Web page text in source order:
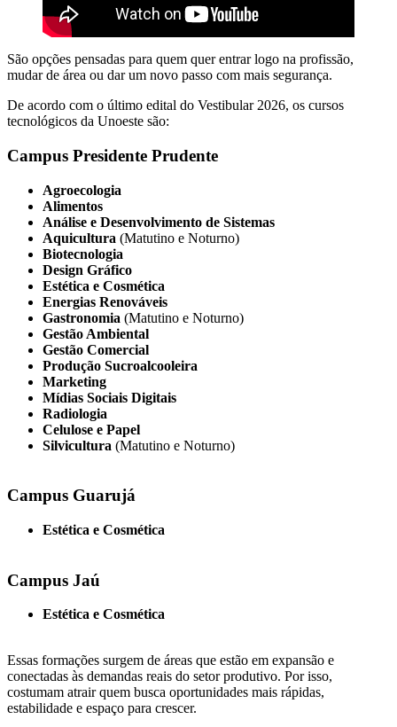
São opções pensadas para quem quer entrar logo na profissão,
mudar de área ou dar um novo passo com mais segurança.
De acordo com o último edital do Vestibular 2026, os cursos
tecnológicos da Unoeste são:
Campus Presidente Prudente
Agroecologia
Alimentos
Análise e Desenvolvimento de Sistemas
Aquicultura (Matutino e Noturno)
Biotecnologia
Design Gráfico
Estética e Cosmética
Energias Renováveis
Gastronomia (Matutino e Noturno)
Gestão Ambiental
Gestão Comercial
Produção Sucroalcooleira
Marketing
Mídias Sociais Digitais
Radiologia
Celulose e Papel
Silvicultura (Matutino e Noturno)
Campus Guarujá
Estética e Cosmética
Campus Jaú
Estética e Cosmética
Essas formações surgem de áreas que estão em expansão e
conectadas às demandas reais do setor produtivo. Por isso,
costumam atrair quem busca oportunidades mais rápidas,
estabilidade e espaço para crescer.